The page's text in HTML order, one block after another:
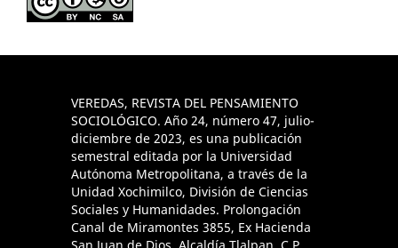
VEREDAS, REVISTA DEL PENSAMIENTO
SOCIOLÓGICO. Año 24, número 47, julio-
diciembre de 2023, es una publicación
semestral editada por la Universidad
Autónoma Metropolitana, a través de la
Unidad Xochimilco, División de Ciencias
Sociales y Humanidades. Prolongación
Canal de Miramontes 3855, Ex Hacienda